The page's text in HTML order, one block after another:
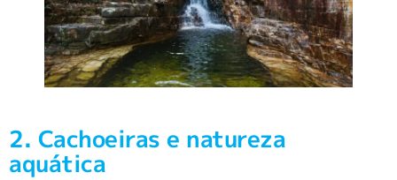
2. Cachoeiras e natureza
aquática